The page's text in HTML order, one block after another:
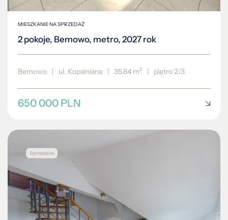
MIESZKANIE NA SPRZEDAŻ
2 pokoje, Bemowo, metro, 2027 rok
Bemowo | ul. Kopalniana | 35.84 m² | piętro 2/3
650 000 PLN